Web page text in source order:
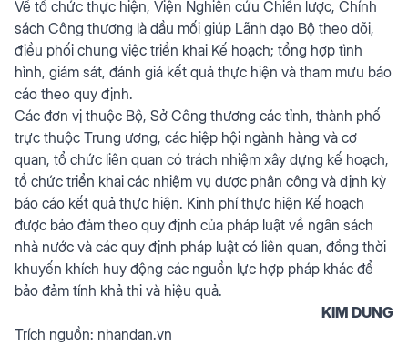
Về tổ chức thực hiện, Viện Nghiên cứu Chiến lược, Chính
sách Công thương là đầu mối giúp Lãnh đạo Bộ theo dõi,
điều phối chung việc triển khai Kế hoạch; tổng hợp tình
hình, giám sát, đánh giá kết quả thực hiện và tham mưu báo
cáo theo quy định.
Các đơn vị thuộc Bộ, Sở Công thương các tỉnh, thành phố
trực thuộc Trung ương, các hiệp hội ngành hàng và cơ
quan, tổ chức liên quan có trách nhiệm xây dựng kế hoạch,
tổ chức triển khai các nhiệm vụ được phân công và định kỳ
báo cáo kết quả thực hiện. Kinh phí thực hiện Kế hoạch
được bảo đảm theo quy định của pháp luật về ngân sách
nhà nước và các quy định pháp luật có liên quan, đồng thời
khuyến khích huy động các nguồn lực hợp pháp khác để
bảo đảm tính khả thi và hiệu quả.
KIM DUNG
Trích nguồn: nhandan.vn